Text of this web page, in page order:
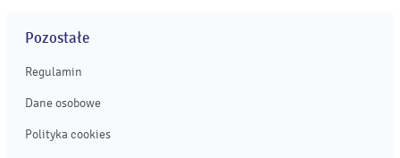
Pozostałe
Regulamin
Dane osobowe
Polityka cookies